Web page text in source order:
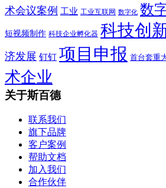
术会议案例 工业 工业互联网 数字化 数
短视频制作 科技企业孵化器 科技创
济发展 钉钉 项目申报 首台套重
术企业
关于斯百德
联系我们
旗下品牌
客户案例
帮助文档
加入我们
合作伙伴